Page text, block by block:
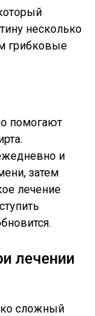
несколько
грибковые
помогают
и
затем
лечение
лечении
сложный